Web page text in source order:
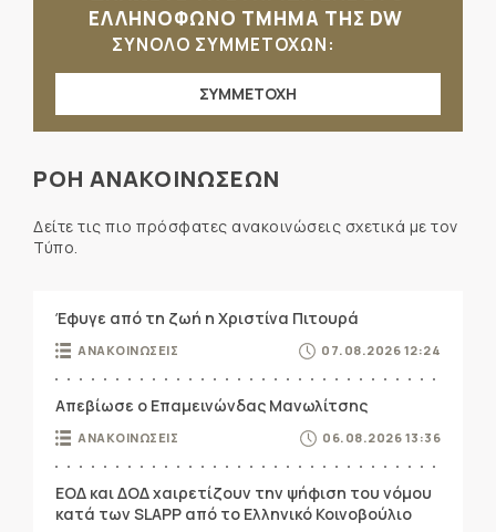
ΕΛΛΗΝΟΦΩΝΟ ΤΜΗΜΑ ΤΗΣ DW
ΣΥΝΟΛΟ ΣΥΜΜΕΤΟΧΩΝ:
ΣΥΜΜΕΤΟΧΗ
ΡΟΗ ΑΝΑΚΟΙΝΩΣΕΩΝ
Δείτε τις πιο πρόσφατες ανακοινώσεις σχετικά με τον
Τύπο.
Έφυγε από τη ζωή η Χριστίνα Πιτουρά
ΑΝΑΚΟΙΝΩΣΕΙΣ 07.08.2026 12:24
Απεβίωσε ο Επαμεινώνδας Μανωλίτσης
ΑΝΑΚΟΙΝΩΣΕΙΣ 06.08.2026 13:36
ΕΟΔ και ΔΟΔ χαιρετίζουν την ψήφιση του νόμου
κατά των SLAPP από το Ελληνικό Κοινοβούλιο